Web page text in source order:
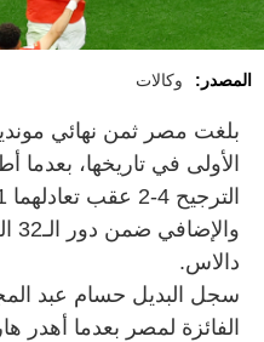
المصدر: وكالات
الأولى في تاريخها، بعدما
دالاس.
سجل البديل حسام عبد
الفائزة لمصر بعدما أهدر